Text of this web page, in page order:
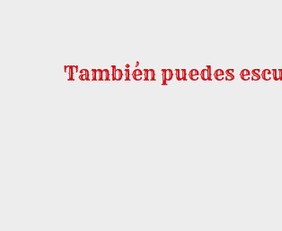
También puedes